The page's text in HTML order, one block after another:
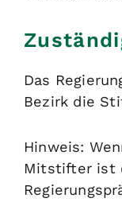
Das
Bezirk die
Hinweis:
Mitstifter ist